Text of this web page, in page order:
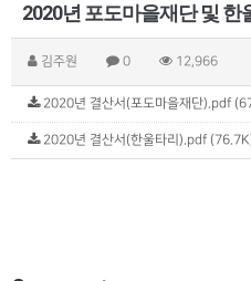
2020년 포도마을재단 및 한
김주원 0 12,966
2020년 결산서(포도마을재단).pdf
2020년 결산서(한울타리).pdf